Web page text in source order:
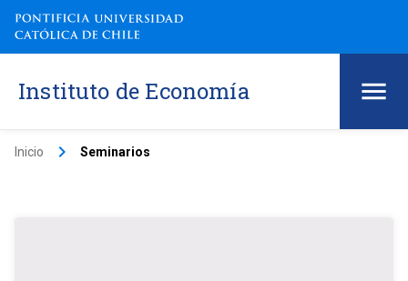
Instituto de Economía
Inicio keyboard_arrow_right Seminarios